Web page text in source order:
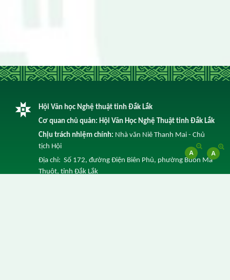
Hội Văn học Nghệ thuật tỉnh Đắk Lắk
Cơ quan chủ quản: Hội Văn Học Nghệ Thuật tỉnh Đắk Lắk
Chịu trách nhiệm chính: Nhà văn Niê Thanh Mai - Chủ
tịch Hội
Địa chỉ: Số 172, đường Điện Biên Phủ, phường Buôn Ma
Thuột, tỉnh Đắk Lắk